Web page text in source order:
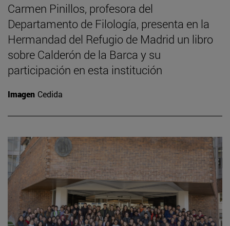
Carmen Pinillos, profesora del
Departamento de Filología, presenta en la
Hermandad del Refugio de Madrid un libro
sobre Calderón de la Barca y su
participación en esta institución
Imagen Cedida